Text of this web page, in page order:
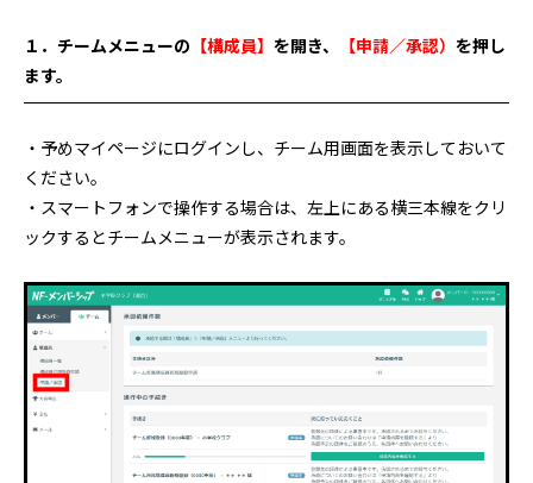
１．チームメニューの 【構成員】 を開き、 【申請／承認） を押し
ます。
・予めマイページにログインし、チーム用画面を表示しておいて
ください。
・スマートフォンで操作する場合は、左上にある横三本線をクリ
ックするとチームメニューが表示されます。